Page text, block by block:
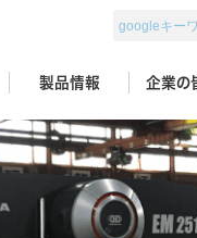
製品情報 企業の